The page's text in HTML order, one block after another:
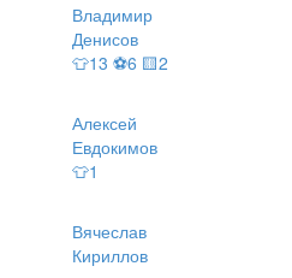
Владимир
Денисов
👕13 ⚽6 🟨2
Алексей
Евдокимов
👕1
Вячеслав
Кириллов